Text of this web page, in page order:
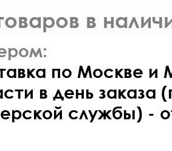
в
по Москве и
в день заказа
службы) -